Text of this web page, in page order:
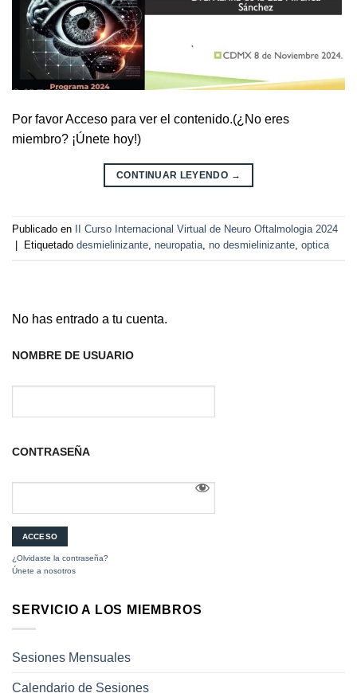
Por favor Acceso para ver el contenido.(¿No eres
miembro? ¡Únete hoy!)
CONTINUAR LEYENDO →
Publicado en
II Curso Internacional Virtual de Neuro Oftalmologia 2024
Etiquetado desmielinizante, neuropatia, no desmielinizante, optica
No has entrado a tu cuenta.
NOMBRE DE USUARIO
CONTRASEÑA
¿Olvidaste la contraseña?
Únete a nosotros
SERVICIO A LOS MIEMBROS
Sesiones Mensuales
Calendario de Sesiones